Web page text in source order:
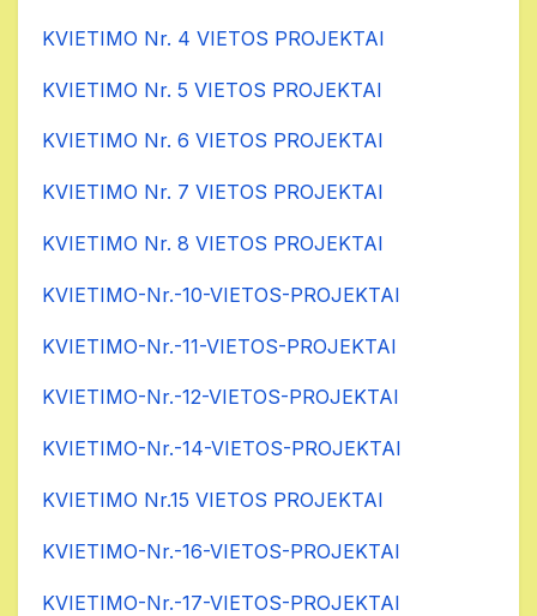
KVIETIMO Nr. 4 VIETOS PROJEKTAI
KVIETIMO Nr. 5 VIETOS PROJEKTAI
KVIETIMO Nr. 6 VIETOS PROJEKTAI
KVIETIMO Nr. 7 VIETOS PROJEKTAI
KVIETIMO Nr. 8 VIETOS PROJEKTAI
KVIETIMO-Nr.-10-VIETOS-PROJEKTAI
KVIETIMO-Nr.-11-VIETOS-PROJEKTAI
KVIETIMO-Nr.-12-VIETOS-PROJEKTAI
KVIETIMO-Nr.-14-VIETOS-PROJEKTAI
KVIETIMO Nr.15 VIETOS PROJEKTAI
KVIETIMO-Nr.-16-VIETOS-PROJEKTAI
KVIETIMO-Nr.-17-VIETOS-PROJEKTAI